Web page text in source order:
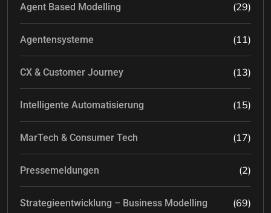
Agent Based Modelling (29)
Agentensysteme (11)
CX & Customer Journey (13)
Intelligente Automatisierung (15)
MarTech & Consumer Tech (17)
Pressemeldungen (2)
Strategieentwicklung – Business Modelling (69)